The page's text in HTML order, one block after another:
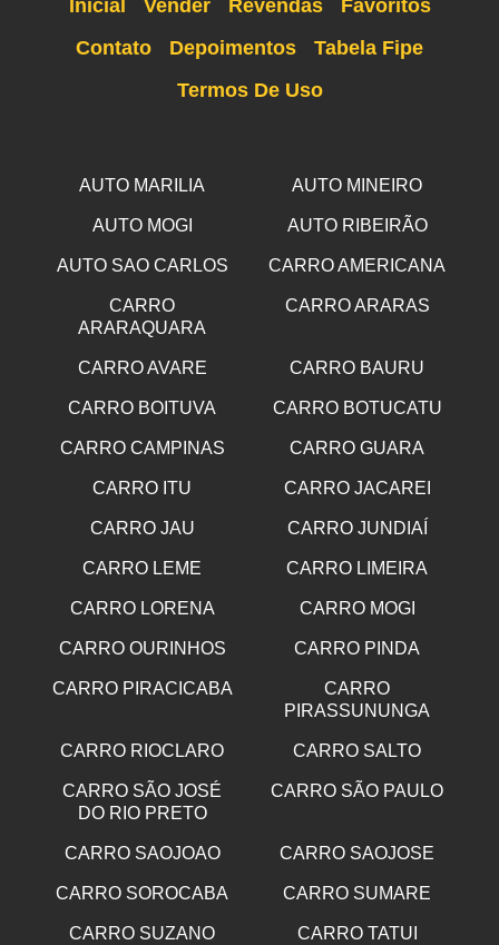
Inicial Vender Revendas
Favoritos
Contato
Depoimentos
Tabela Fipe
Termos De Uso
AUTO MARILIA AUTO MINEIRO
AUTO MOGI AUTO RIBEIRÃO
AUTO SAO CARLOS CARRO AMERICANA
CARRO
ARARAQUARA
CARRO ARARAS
CARRO AVARE CARRO BAURU
CARRO BOITUVA CARRO BOTUCATU
CARRO CAMPINAS CARRO GUARA
CARRO ITU CARRO JACAREI
CARRO JAU CARRO JUNDIAÍ
CARRO LEME CARRO LIMEIRA
CARRO LORENA CARRO MOGI
CARRO OURINHOS CARRO PINDA
CARRO PIRACICABA
CARRO
PIRASSUNUNGA
CARRO RIOCLARO CARRO SALTO
CARRO SÃO JOSÉ
DO RIO PRETO
CARRO SÃO PAULO
CARRO SAOJOAO CARRO SAOJOSE
CARRO SOROCABA CARRO SUMARE
CARRO SUZANO CARRO TATUI